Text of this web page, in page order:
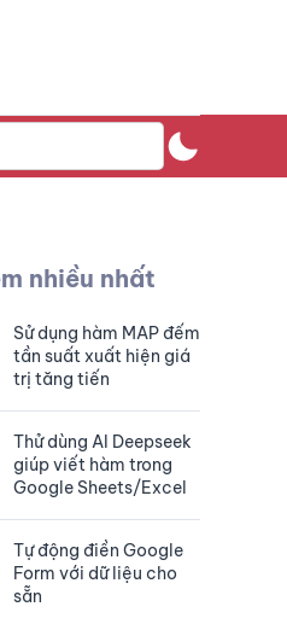
nhiều nhất
Sử dụng hàm MAP đếm
tần suất xuất hiện giá
trị tăng tiến
Thử dùng AI Deepseek
giúp viết hàm trong
Google Sheets/Excel
Tự động điền Google
Form với dữ liệu cho
sẵn